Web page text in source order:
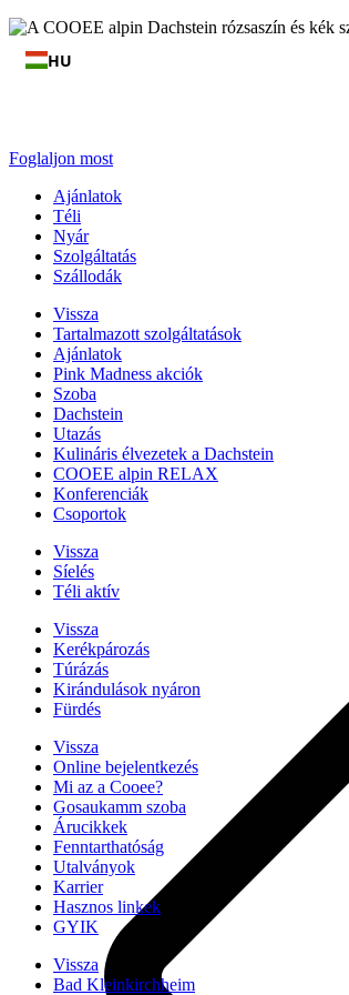
HU
Foglaljon most
Ajánlatok
Téli
Nyár
Szolgáltatás
Szállodák
Vissza
Tartalmazott szolgáltatások
Ajánlatok
Pink Madness akciók
Szoba
Dachstein
Utazás
Kulináris élvezetek a Dachstein
COOEE alpin RELAX
Konferenciák
Csoportok
Vissza
Síelés
Téli aktív
Vissza
Kerékpározás
Túrázás
Kirándulások nyáron
Fürdés
Vissza
Online bejelentkezés
Mi az a Cooee?
Gosaukamm szoba
Árucikkek
Fenntarthatóság
Utalványok
Karrier
Hasznos linkek
GYIK
Vissza
Bad Kleinkirchheim